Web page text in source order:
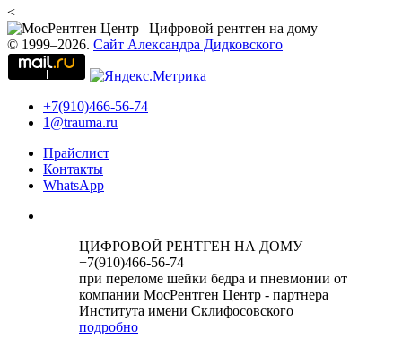
<
© 1999–2026. Сайт Александра Дидковского
+7(910)466-56-74
1@trauma.ru
Прайслист
Контакты
WhatsApp
ЦИФРОВОЙ РЕНТГЕН НА ДОМУ
+7(910)466-56-74
при переломе шейки бедра и пневмонии от
компании МосРентген Центр - партнера
Института имени Склифосовского
подробно